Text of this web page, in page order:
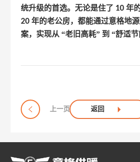
统升级的首选。无论是住了 10 年
20 年的老公房，都能通过意格地
案，实现从 “老旧高耗” 到 “舒适节
上一页 返回